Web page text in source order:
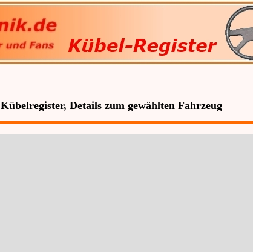
Kübelregister, Details zum gewählten Fahrzeug